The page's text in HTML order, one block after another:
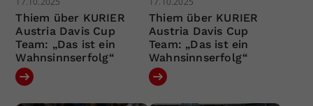
Thiem über KURIER
Austria Davis Cup
Team: „Das ist ein
Wahnsinnserfolg“
Thiem über KURIER
Austria Davis Cup
Team: „Das ist ein
Wahnsinnserfolg“